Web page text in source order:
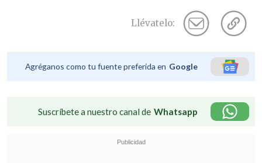
Llévatelo:
Agréganos como tu fuente preferida en Google
Suscríbete a nuestro canal de Whatsapp